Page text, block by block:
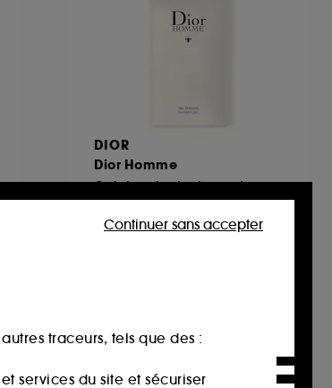
DIOR
Dior Homme
Gel douche tonique et parfumé pour homme
32
traceurs, tels que des :
services du site et sécuriser
Continuer sans accepter